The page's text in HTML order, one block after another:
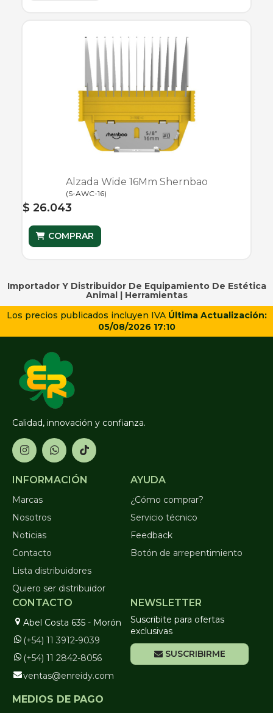
Alzada Wide 16Mm Shernbao
(S-AWC-16)
$ 26.043
COMPRAR
Importador Y Distribuidor De Equipamiento De Estética
Animal | Herramientas
Los precios publicados incluyen IVA Última Actualización:
05/08/2026 17:10
Calidad, innovación y confianza.
INFORMACIÓN
Marcas
Nosotros
Noticias
Contacto
Lista distribuidores
Quiero ser distribuidor
AYUDA
¿Cómo comprar?
Servicio técnico
Feedback
Botón de arrepentimiento
CONTACTO
Abel Costa 635 - Morón
(+54) 11 3912-9039
(+54) 11 2842-8056
ventas@enreidy.com
NEWSLETTER
Suscribite para ofertas
exclusivas
SUSCRIBIRME
MEDIOS DE PAGO